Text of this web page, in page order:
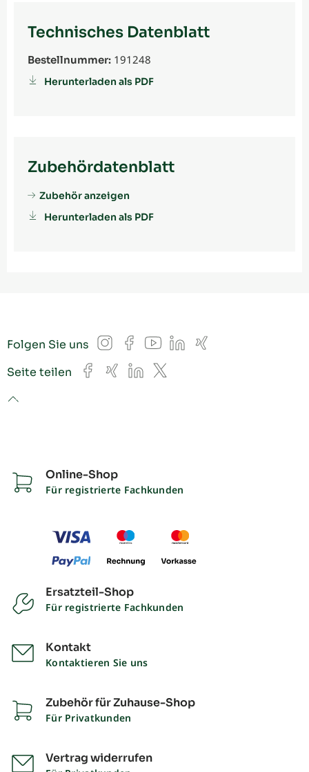
Technisches Datenblatt
Bestellnummer: 191248
Herunterladen als PDF
Zubehördatenblatt
Zubehör anzeigen
Herunterladen als PDF
Folgen Sie uns Instagram
Facebook
YouTube
LinkedIn
Xing
Seite teilen Facebook
XingLinkedIn
X
to top
Online-Shop
Für registrierte Fachkunden
Ersatzteil-Shop
Für registrierte Fachkunden
Kontakt
Kontaktieren Sie uns
Zubehör für Zuhause-Shop
Für Privatkunden
Vertrag widerrufen